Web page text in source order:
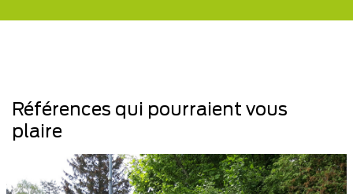
Références qui pourraient vous
plaire